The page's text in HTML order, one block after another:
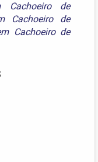
Cachoeiro de
Cachoeiro de
Cachoeiro de